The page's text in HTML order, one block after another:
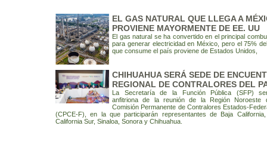
EL GAS NATURAL QUE LLEGA A
PROVIENE MAYORMENTE DE EE. UU
El gas natural se ha convertido en el principal
para generar electricidad en México, pero el 75%
que consume el país proviene de Estados Unidos,
CHIHUAHUA SERÁ SEDE DE
REGIONAL DE CONTRALORES DEL
La Secretaría de la Función Pública (SFP)
anfitriona de la reunión de la Región Noroeste
Comisión Permanente de Contralores Estados-
(CPCE-F), en la que participarán representantes de Baja
California Sur, Sinaloa, Sonora y Chihuahua.